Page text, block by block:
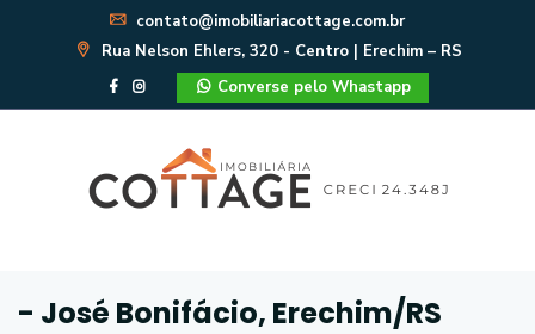
contato@imobiliariacottage.com.br
Rua Nelson Ehlers, 320 - Centro | Erechim – RS
Converse pelo Whastapp
- José Bonifácio, Erechim/RS